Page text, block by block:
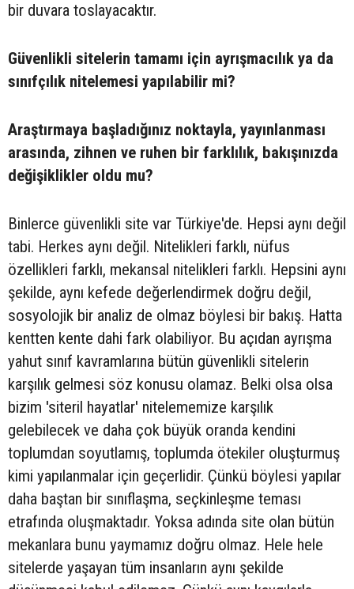
bir duvara toslayacaktır.
Güvenlikli sitelerin tamamı için ayrışmacılık ya da
sınıfçılık nitelemesi yapılabilir mi?
Araştırmaya başladığınız noktayla, ya­yınlanması
arasında, zihnen ve ruhen bir farklılık, bakışınızda
değişiklikler ol­du mu?
Binlerce güvenlikli site var Türkiye'de. Hepsi aynı değil
tabi. Herkes aynı değil. Nitelikleri farklı, nüfus
özellikleri farklı, mekansal nitelikleri farklı. Hepsini aynı
şekilde, aynı kefede değerlendirmek doğru değil,
sosyolojik bir analiz de olmaz böylesi bir bakış. Hatta
kentten kente dahi fark olabiliyor. Bu açıdan ayrışma
yahut sınıf kavramlarına bütün güvenlikli sitelerin
karşılık gelmesi söz konusu olamaz. Belki olsa olsa
bizim 'siteril hayatlar' nitelememize karşılık
gelebilecek ve daha çok büyük oranda kendini
toplumdan soyutlamış, toplumda ötekiler oluşturmuş
kimi yapılanmalar için geçerlidir. Çünkü böylesi yapılar
daha baştan bir sınıflaşma, seçkinleşme teması
etrafında oluşmaktadır. Yoksa adında site olan bütün
mekanlara bunu yaymamız doğru olmaz. Hele hele
sitelerde yaşayan tüm insanların aynı şekilde